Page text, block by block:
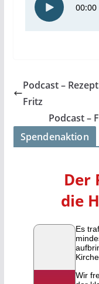
Podcast –
Fritz
Podcast –
Spendenaktion